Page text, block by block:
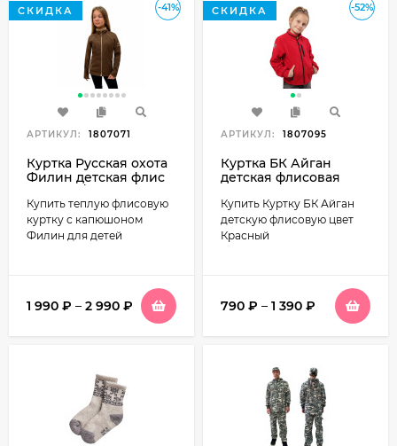
-41%
СКИДКА
АРТИКУЛ: 1807071
Куртка Русская охота
Филин детская флис
Купить теплую флисовую
куртку с капюшоном
Филин для детей
1 990 ₽ – 2 990 ₽
-52%
СКИДКА
АРТИКУЛ: 1807095
Куртка БК Айган
детская флисовая
Купить Куртку БК Айган
детскую флисовую цвет
Красный
790 ₽ – 1 390 ₽